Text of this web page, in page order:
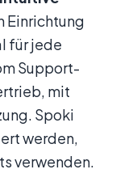
Einrichtung
für jede
Support-
mit
Spoki
werden,
verwenden.